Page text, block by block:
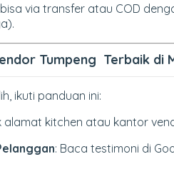
via transfer atau COD
Tumpeng Terbaik di
ikuti panduan ini:
alamat kitchen atau kantor
: Baca testimoni di